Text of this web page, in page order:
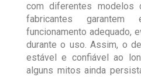
com diferentes modelos
fabricantes
funcionamento adequado,
durante o uso. Assim, o
estável e confiável ao
alguns mitos ainda